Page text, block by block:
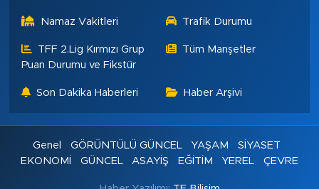
Namaz Vakitleri Trafik Durumu
TFF 2.Lig Kırmızı Grup
Puan Durumu ve Fikstür
Tüm Manşetler
Son Dakika Haberleri Haber Arşivi
Genel GÖRÜNTÜLÜ GÜNCEL YAŞAM
SİYASET
EKONOMİ
GÜNCEL ASAYİŞ EĞİTİM YEREL ÇEVRE